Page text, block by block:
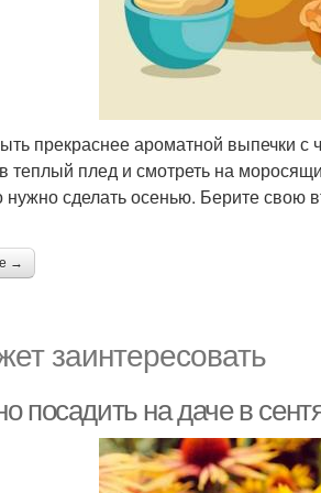
прекраснее ароматной выпечки
теплый плед и смотреть на
нужно сделать осенью. Берите свою
→
заинтересовать
посадить на даче в